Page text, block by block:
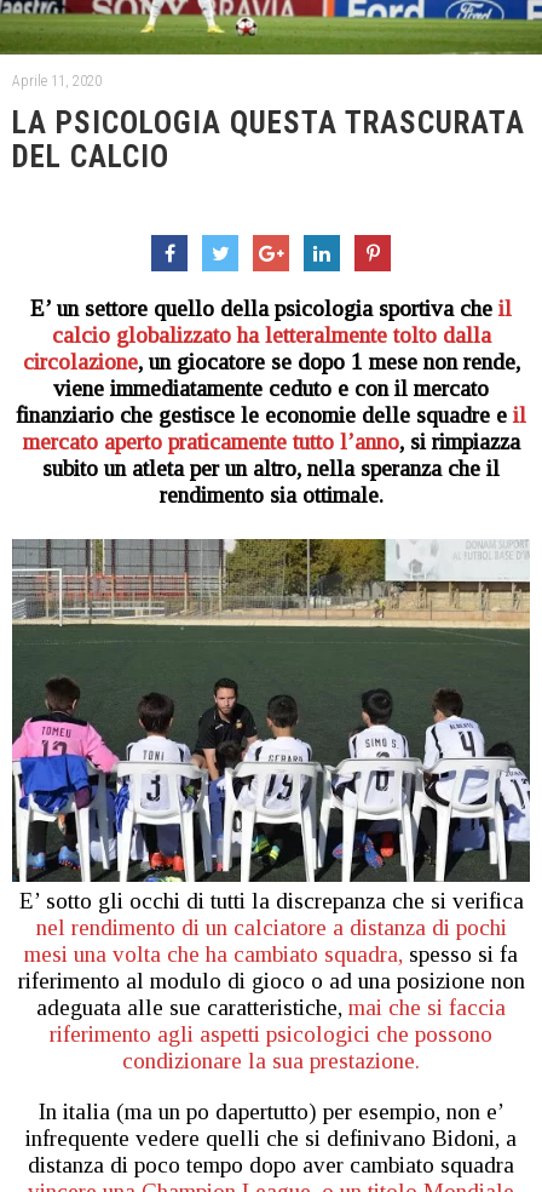
Aprile 11, 2020
LA PSICOLOGIA QUESTA TRASCURATA
DEL CALCIO
E’ un settore quello della psicologia sportiva che il
calcio globalizzato ha letteralmente tolto dalla
circolazione, un giocatore se dopo 1 mese non rende,
viene immediatamente ceduto e con il mercato
finanziario che gestisce le economie delle squadre e il
mercato aperto praticamente tutto l’anno, si rimpiazza
subito un atleta per un altro, nella speranza che il
rendimento sia ottimale.
E’ sotto gli occhi di tutti la discrepanza che si verifica
nel rendimento di un calciatore a distanza di pochi
mesi una volta che ha cambiato squadra, spesso si fa
riferimento al modulo di gioco o ad una posizione non
adeguata alle sue caratteristiche, mai che si faccia
riferimento agli aspetti psicologici che possono
condizionare la sua prestazione.
In italia (ma un po dapertutto) per esempio, non e’
infrequente vedere quelli che si definivano Bidoni, a
distanza di poco tempo dopo aver cambiato squadra